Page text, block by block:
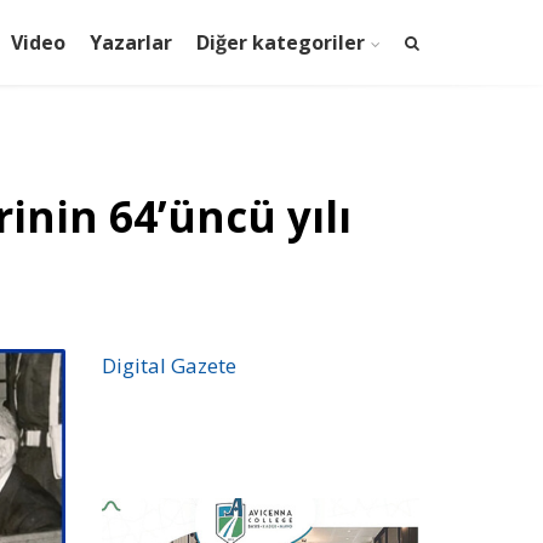
Video Yazarlar Diğer kategoriler
64’üncü yılı
Digital Gazete